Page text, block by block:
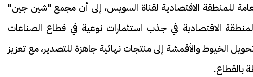
للمنطقة الاقتصادية لقناة السويس، إلى أن مجمع "شين جين"
الاقتصادية في جذب استثمارات نوعية في قطاع الصناعات
الخيوط والأقمشة إلى منتجات نهائية جاهزة للتصدير، مع تعزيز
بالقطاع.